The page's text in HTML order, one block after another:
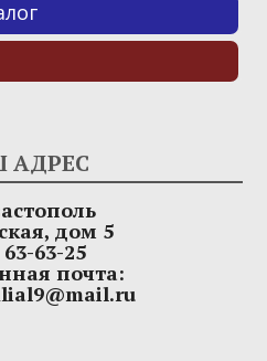
АДРЕС
дом 5
63-25
почта: